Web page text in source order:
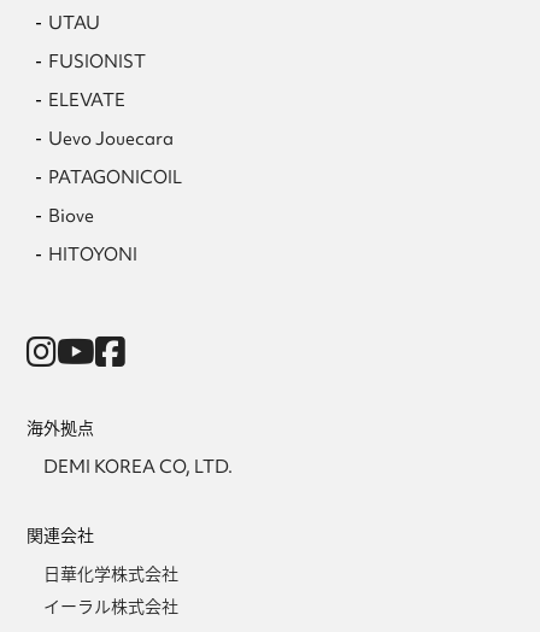
UTAU
FUSIONIST
ELEVATE
Uevo Jouecara
PATAGONICOIL
Biove
HITOYONI
海外拠点
DEMI KOREA CO, LTD.
関連会社
日華化学株式会社
イーラル株式会社